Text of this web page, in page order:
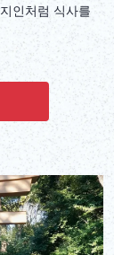
인처럼 식사를